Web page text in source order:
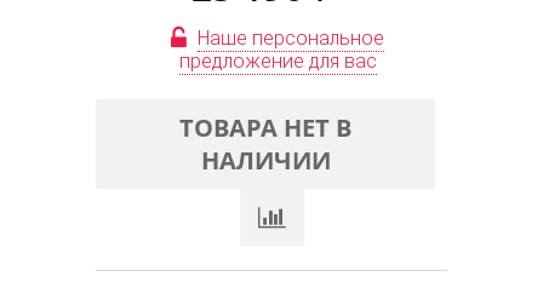
Наше персональное
предложение для вас
ТОВАРА НЕТ В
НАЛИЧИИ